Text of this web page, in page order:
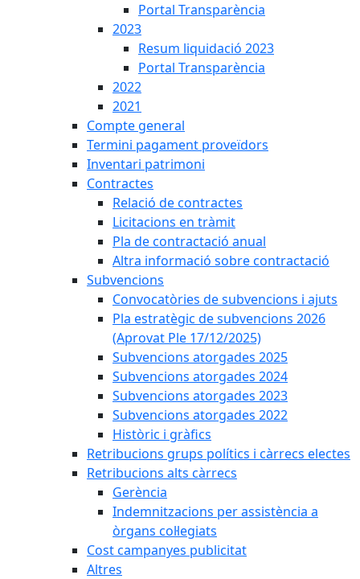
Portal Transparència
2023
Resum liquidació 2023
Portal Transparència
2022
2021
Compte general
Termini pagament proveïdors
Inventari patrimoni
Contractes
Relació de contractes
Licitacions en tràmit
Pla de contractació anual
Altra informació sobre contractació
Subvencions
Convocatòries de subvencions i ajuts
Pla estratègic de subvencions 2026
(Aprovat Ple 17/12/2025)
Subvencions atorgades 2025
Subvencions atorgades 2024
Subvencions atorgades 2023
Subvencions atorgades 2022
Històric i gràfics
Retribucions grups polítics i càrrecs electes
Retribucions alts càrrecs
Gerència
Indemnitzacions per assistència a
òrgans col·legiats
Cost campanyes publicitat
Altres